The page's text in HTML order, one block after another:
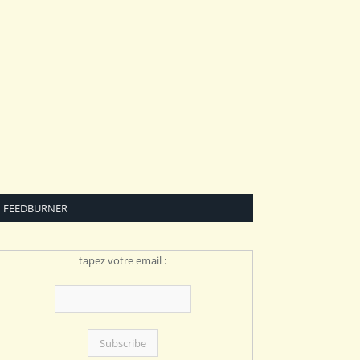
FEEDBURNER
tapez votre email :